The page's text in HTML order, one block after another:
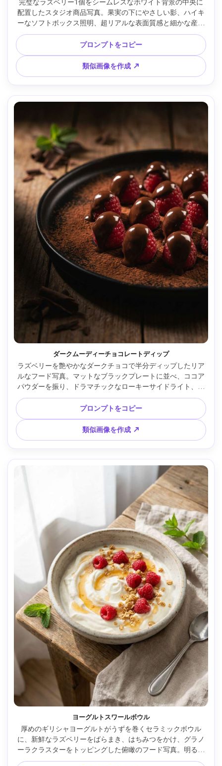
完璧なラズベリー1個をシームレスなホワイト背景の中央に
配置したスタジオ商品写真。果実の下にやさしい影、ハイキ
ーなソフトボックス照明、超リアルな表面質感と細かな産毛
が見える、Canon EOS R5で撮影、85mmレンズ、f/8、シャ
ープでミニマルな商用スタイル、正確な色、パッケージモッ
クアップ向けのクリーン構図 --ar 4:5
プロンプトをコピー
類似画像を作成 ↗
ダークムーディーチョコレートディップ
ラズベリーを艶やかなダークチョコで半分ディップしたリア
ルなフード写真。マットなブラックプレートに並べ、ココア
パウダーを振り、ドラマチックなローキーサイドライト、深
いシャドウ、チョコレートのハイライト、Nikon Z7 IIで撮
影、105mmマクロレンズ、f/3.5、浅い被写界深度、シネマテ
ィックな色調、エディトリアルなデザート演出 --ar 4:5
プロンプトをコピー
類似画像を作成 ↗
ヨーグルトスワールボウル
厚めのギリシャヨーグルトがうずを巻くセラミックボウル
に、新鮮なラズベリーをばらまき、はちみつをかけ、グラノ
ーラクラスターをトッピングした俯瞰のフード写真。明るい
自然光で、爽やかな朝の雰囲気、Fujifilm GFX 100Sで撮影、